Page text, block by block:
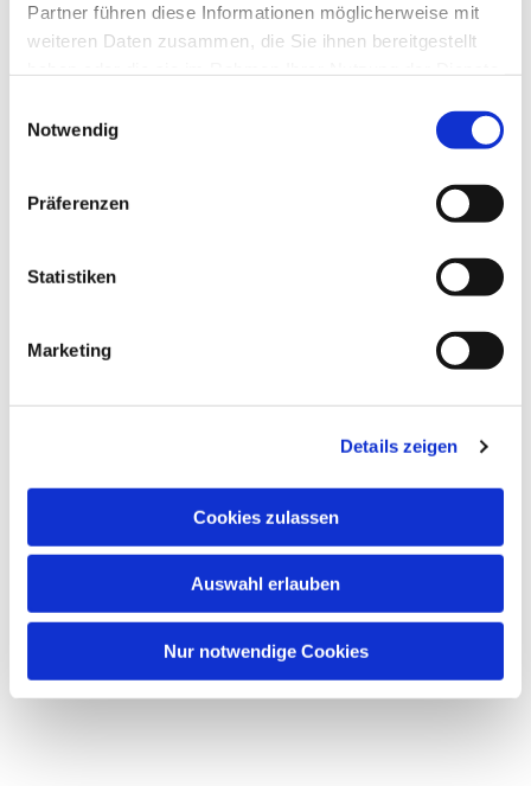
Partner führen diese Informationen möglicherweise mit
weiteren Daten zusammen, die Sie ihnen bereitgestellt
Notwendig
Präferenzen
Statistiken
Marketing
Details zeigen
Cookies zulassen
Auswahl erlauben
Nur notwendige Cookies
Dies könnte Sie auch